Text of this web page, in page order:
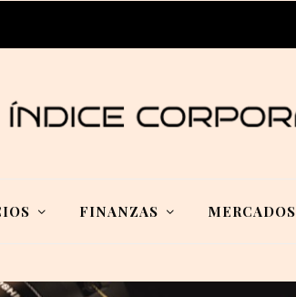
FINANZAS MERCADOS